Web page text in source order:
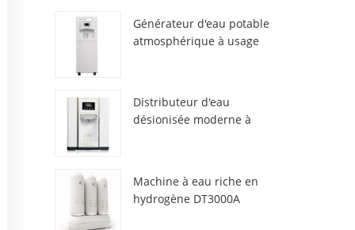
Générateur d'eau potable
atmosphérique à usage
Distributeur d'eau
désionisée moderne à
Machine à eau riche en
hydrogène DT3000A